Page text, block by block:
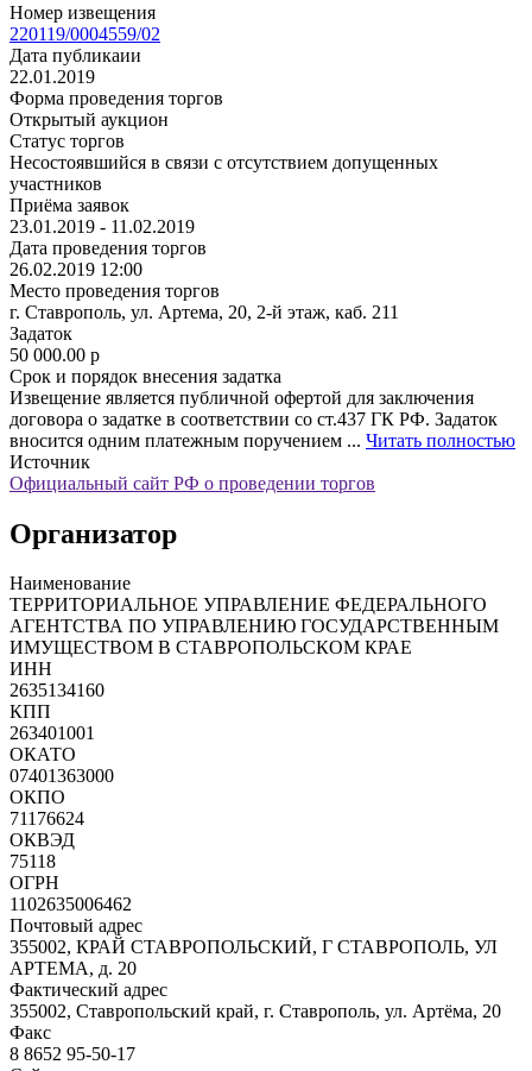
Номер извещения
220119/0004559/02
Дата публикаии
22.01.2019
Форма проведения торгов
Открытый аукцион
Статус торгов
Несостоявшийся в связи с отсутствием допущенных
участников
Приёма заявок
23.01.2019 - 11.02.2019
Дата проведения торгов
26.02.2019 12:00
Место проведения торгов
г. Ставрополь, ул. Артема, 20, 2-й этаж, каб. 211
Задаток
50 000.00 p
Срок и порядок внесения задатка
Извещение является публичной офертой для заключения
договора о задатке в соответствии со ст.437 ГК РФ. Задаток
вносится одним платежным поручением ... Читать полностью
Источник
Официальный сайт РФ о проведении торгов
Организатор
Наименование
ТЕРРИТОРИАЛЬНОЕ УПРАВЛЕНИЕ ФЕДЕРАЛЬНОГО
АГЕНТСТВА ПО УПРАВЛЕНИЮ ГОСУДАРСТВЕННЫМ
ИМУЩЕСТВОМ В СТАВРОПОЛЬСКОМ КРАЕ
ИНН
2635134160
КПП
263401001
ОКАТО
07401363000
ОКПО
71176624
ОКВЭД
75118
ОГРН
1102635006462
Почтовый адрес
355002, КРАЙ СТАВРОПОЛЬСКИЙ, Г СТАВРОПОЛЬ, УЛ
АРТЕМА, д. 20
Фактический адрес
355002, Ставропольский край, г. Ставрополь, ул. Артёма, 20
Факс
8 8652 95-50-17